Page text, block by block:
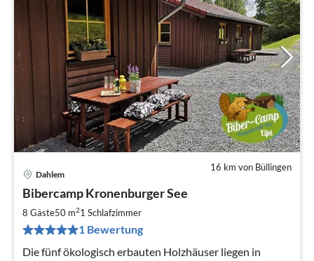
16 km von Büllingen
Dahlem
Bibercamp Kronenburger See
8 Gäste50 m21 Schlafzimmer
1 Bewertung
Die fünf ökologisch erbauten Holzhäuser liegen in